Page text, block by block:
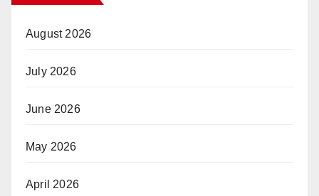
August 2026
July 2026
June 2026
May 2026
April 2026